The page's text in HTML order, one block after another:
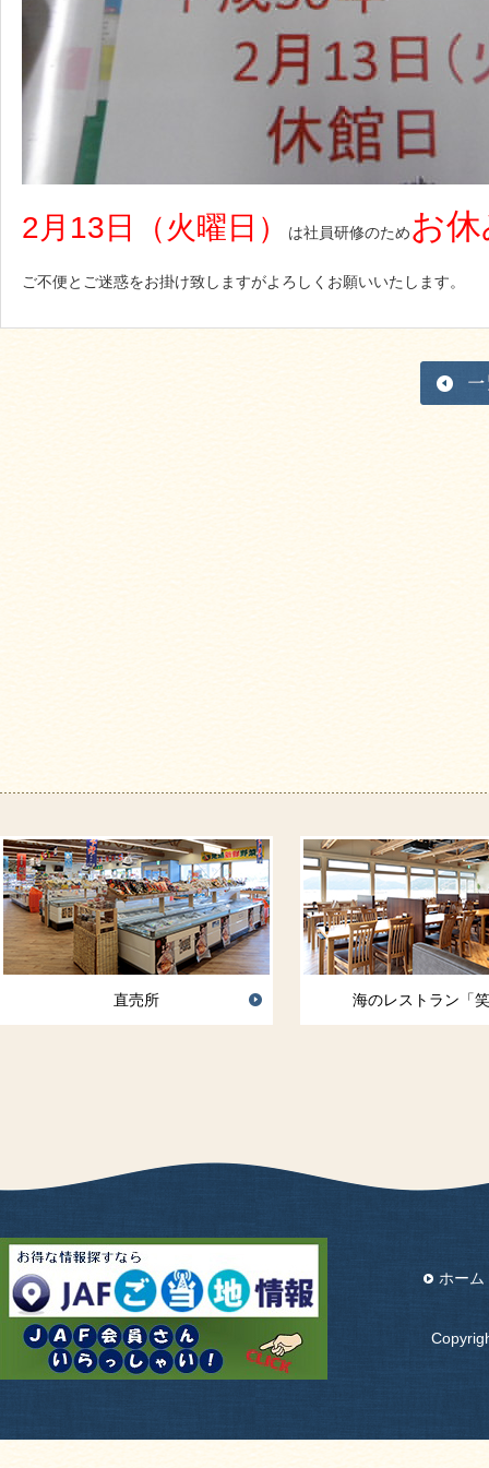
2月13日（火曜日） は社員研修のためお
ご不便とご迷惑をお掛け致しますがよろしくお願いいたします。
直売所 海のレストラン「
ホーム